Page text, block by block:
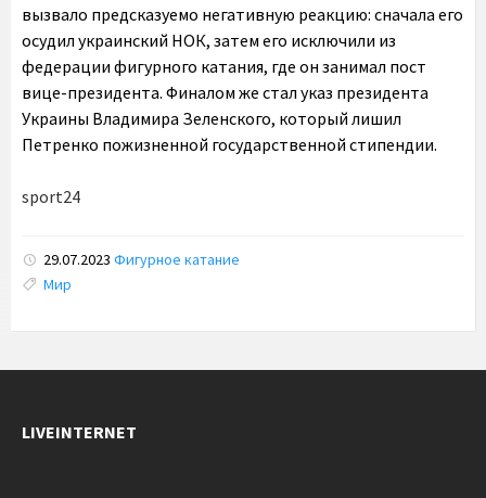
вызвало предсказуемо негативную реакцию: сначала его
осудил украинский НОК, затем его исключили из
федерации фигурного катания, где он занимал пост
вице-президента. Финалом же стал указ президента
Украины Владимира Зеленского, который лишил
Петренко пожизненной государственной стипендии.
sport24
29.07.2023 Фигурное катание
Tags:
Мир
LIVEINTERNET